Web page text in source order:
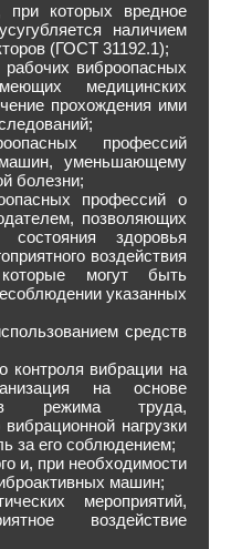
при которых вредное
наличием
(ГОСТ 31192.1);
виброопасных
медицинских
прохождения ими
профессий
уменьшающему
болезни;
профессий о
позволяющих
здоровья
воздействия
могут быть
указанных
средств
контроля вибрации на
на основе
режима труда,
нагрузки
за его соблюдением;
и, при необходимости
машин;
мероприятий,
воздействие